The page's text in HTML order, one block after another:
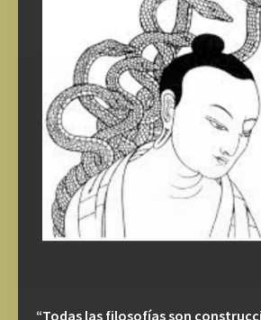
“Todas las filosofías son